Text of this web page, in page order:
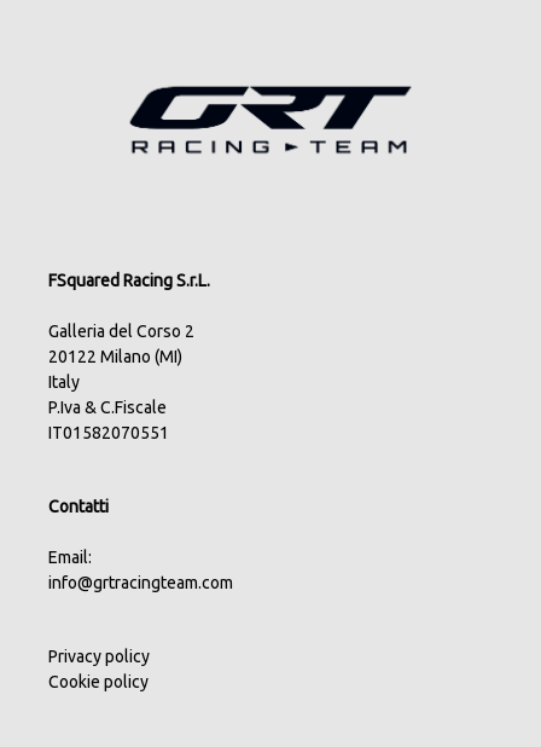
FSquared Racing S.r.L.
Galleria del Corso 2
20122 Milano (MI)
Italy
P.Iva & C.Fiscale
IT01582070551
Contatti
Email:
info@grtracingteam.com
Privacy policy
Cookie policy